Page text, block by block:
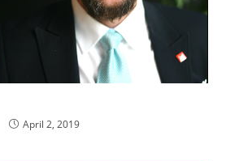
April 2, 2019